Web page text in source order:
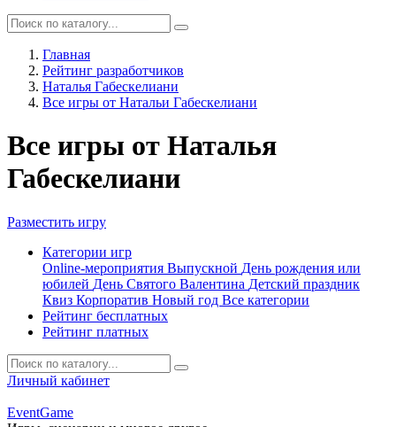
Главная
Рейтинг разработчиков
Наталья Габескелиани
Все игры от Натальи Габескелиани
Все игры от Наталья
Габескелиани
Разместить игру
Категории игр
Online-мероприятия Выпускной День рождения или
юбилей День Святого Валентина Детский праздник
Квиз Корпоратив Новый год Все категории
Рейтинг бесплатных
Рейтинг платных
Личный кабинет
EventGame